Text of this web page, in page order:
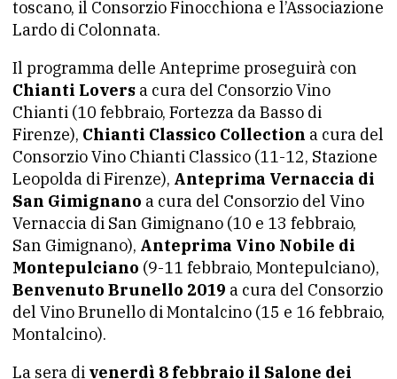
toscano, il Consorzio Finocchiona e l’Associazione
Lardo di Colonnata.
Il programma delle Anteprime proseguirà con
Chianti Lovers a cura del Consorzio Vino
Chianti (10 febbraio, Fortezza da Basso di
Firenze), Chianti Classico Collection a cura del
Consorzio Vino Chianti Classico (11-12, Stazione
Leopolda di Firenze), Anteprima Vernaccia di
San Gimignano a cura del Consorzio del Vino
Vernaccia di San Gimignano (10 e 13 febbraio,
San Gimignano), Anteprima Vino Nobile di
Montepulciano (9-11 febbraio, Montepulciano),
Benvenuto Brunello 2019 a cura del Consorzio
del Vino Brunello di Montalcino (15 e 16 febbraio,
Montalcino).
La sera di venerdì 8 febbraio il Salone dei